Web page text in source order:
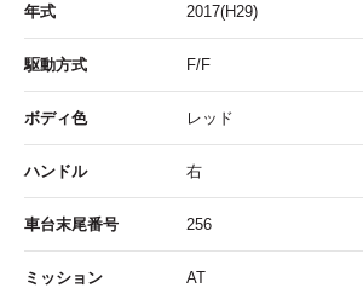
年式 2017(H29)
駆動方式 F/F
ボディ色 レッド
ハンドル 右
車台末尾番号 256
ミッション AT